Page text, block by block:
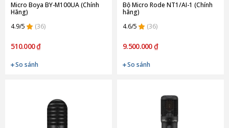
Micro Boya BY-M100UA (Chính
Hãng)
4.9/5
(36)
510.000 ₫
So sánh
Bộ Micro Rode NT1/AI-1 (Chính
hãng)
4.6/5
(36)
9.500.000 ₫
So sánh